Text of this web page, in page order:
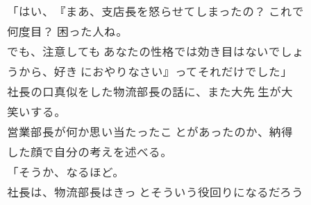
「はい、『まあ、支店長を怒らせてしまったの？ これで
何度目？ 困った人ね。
でも、注意しても あなたの性格では効き目はないでしょ
うから、好き におやりなさい』ってそれだけでした」
社長の口真似をした物流部長の話に、また大先 生が大
笑いする。
営業部長が何か思い当たったこ とがあったのか、納得
した顔で自分の考えを述べる。
「そうか、なるほど。
社長は、物流部長はきっ とそういう役回りになるだろう